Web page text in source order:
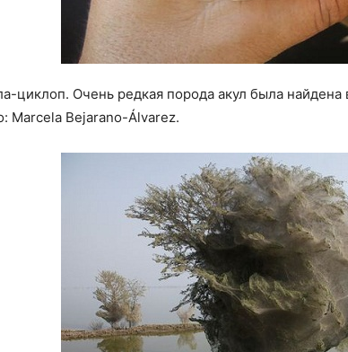
циклоп. Очень редкая порода акул была
Marcela Bejarano-Álvarez.